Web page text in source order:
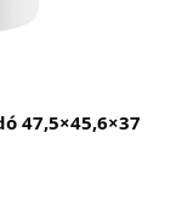
47,5×45,6×37